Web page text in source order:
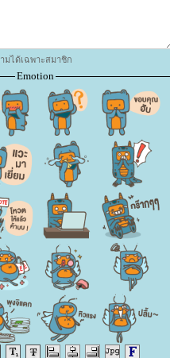
มได้เฉพาะสมาชิก
Emotion